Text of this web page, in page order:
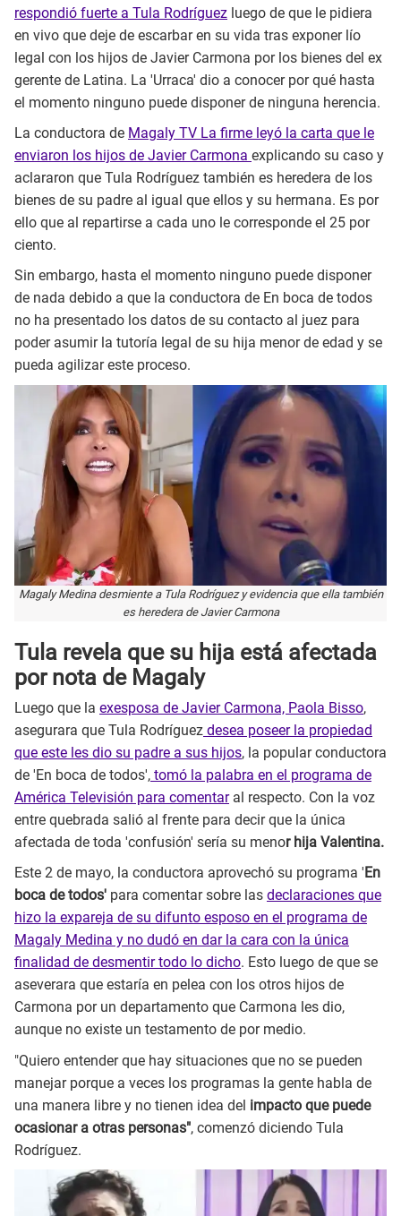
respondió fuerte a Tula Rodríguez luego de que le pidiera
en vivo que deje de escarbar en su vida tras exponer lío
legal con los hijos de Javier Carmona por los bienes del ex
gerente de Latina. La 'Urraca' dio a conocer por qué hasta
el momento ninguno puede disponer de ninguna herencia.
La conductora de Magaly TV La firme leyó la carta que le
enviaron los hijos de Javier Carmona explicando su caso y
aclararon que Tula Rodríguez también es heredera de los
bienes de su padre al igual que ellos y su hermana. Es por
ello que al repartirse a cada uno le corresponde el 25 por
ciento.
Sin embargo, hasta el momento ninguno puede disponer
de nada debido a que la conductora de En boca de todos
no ha presentado los datos de su contacto al juez para
poder asumir la tutoría legal de su hija menor de edad y se
pueda agilizar este proceso.
Magaly Medina desmiente a Tula Rodríguez y evidencia que ella también
es heredera de Javier Carmona
Tula revela que su hija está afectada
por nota de Magaly
Luego que la exesposa de Javier Carmona, Paola Bisso,
asegurara que Tula Rodríguez desea poseer la propiedad
que este les dio su padre a sus hijos, la popular conductora
de 'En boca de todos', tomó la palabra en el programa de
América Televisión para comentaral respecto. Con la voz
entre quebrada salió al frente para decir que la única
afectada de toda 'confusión' sería su menor hija Valentina.
Este 2 de mayo, la conductora aprovechó su programa ' En
boca de todos' para comentar sobre las declaraciones que
hizo la expareja de su difunto esposo en el programa de
Magaly Medina y no dudó en dar la cara con la única
finalidad de desmentir todo lo dicho. Esto luego de que se
aseverara que estaría en pelea con los otros hijos de
Carmona por un departamento que Carmona les dio,
aunque no existe un testamento de por medio.
"Quiero entender que hay situaciones que no se pueden
manejar porque a veces los programas la gente habla de
una manera libre y no tienen idea del impacto que puede
ocasionar a otras personas", comenzó diciendo Tula
Rodríguez.